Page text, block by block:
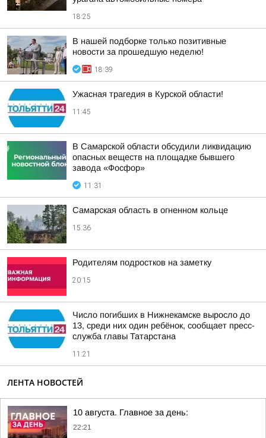
18:25
В нашей подборке только позитивные
новости за прошедшую неделю!
18:39
Ужасная трагедия в Курской области!
11:45
В Самарской области обсудили ликвидацию
опасных веществ на площадке бывшего
завода «Фосфор»
11:31
Самарская область в огненном кольце
15:36
Родителям подростков на заметку
20:15
Число погибших в Нижнекамске выросло до
13, среди них один ребёнок, сообщает пресс-
служба главы Татарстана
11:21
ЛЕНТА НОВОСТЕЙ
10 августа. Главное за день:
22:21